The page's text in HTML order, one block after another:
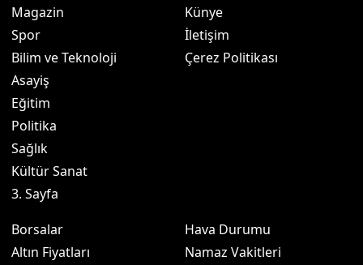
Magazin
Spor
Bilim ve Teknoloji
Asayiş
Eğitim
Politika
Sağlık
Kültür Sanat
3. Sayfa
Künye
İletişim
Çerez Politikası
Borsalar
Altın Fiyatları
Hava Durumu
Namaz Vakitleri